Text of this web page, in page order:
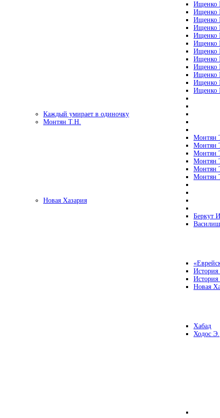
Ищенко
Ищенко
Ищенко
Ищенко
Ищенко
Ищенко
Ищенко
Ищенко
Ищенко
Ищенко
Ищенко
Ищенко
Каждый умирает в одиночку
Монтян Т.Н.
Монтян
Монтян
Монтян
Монтян
Монтян
Монтян
Новая Хазария
Беркут
Новая
Хабад
Ходос Э.